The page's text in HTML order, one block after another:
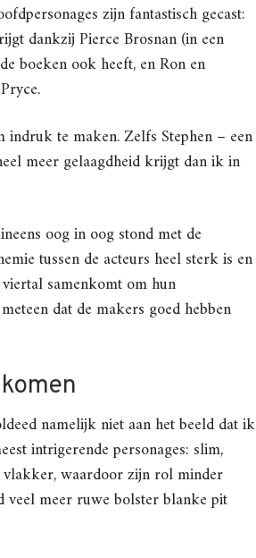
zijn fantastisch gecast:
dankzij Pierce Brosnan (in een
boeken ook heeft, en Ron en
te maken. Zelfs Stephen – een
meer gelaagdheid krijgt dan ik in
oog in oog stond met de
tussen de acteurs heel sterk is en
samenkomt om hun
dat de makers goed hebben
namelijk niet aan het beeld dat ik
intrigerende personages: slim,
waardoor zijn rol minder
meer ruwe bolster blanke pit